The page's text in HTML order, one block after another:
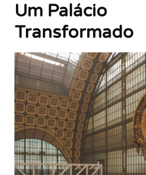
Um Palácio
Transformado